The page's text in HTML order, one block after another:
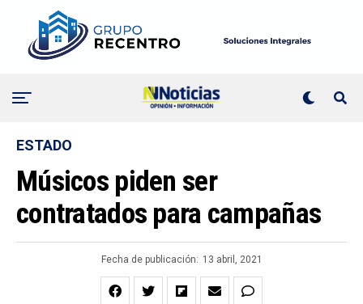
ESTADO
Músicos piden ser
contratados para campañas
Fecha de publicación: 13 abril, 2021